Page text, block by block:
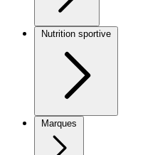
Nutrition sportive
Marques